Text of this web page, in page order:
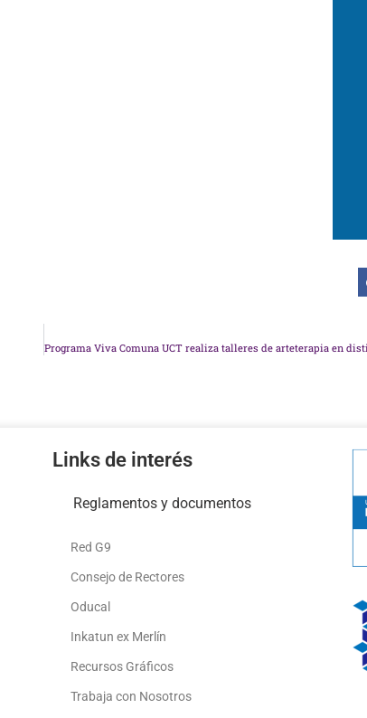
Links de interés
Reglamentos y documentos
Red G9
Consejo de Rectores
Oducal
Inkatun ex Merlín
Recursos Gráficos
Trabaja con Nosotros